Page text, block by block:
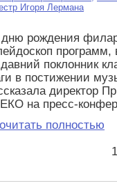
Игоря Лермана
рождения
поклонник
в постижении
директор
на пресс-
полностью